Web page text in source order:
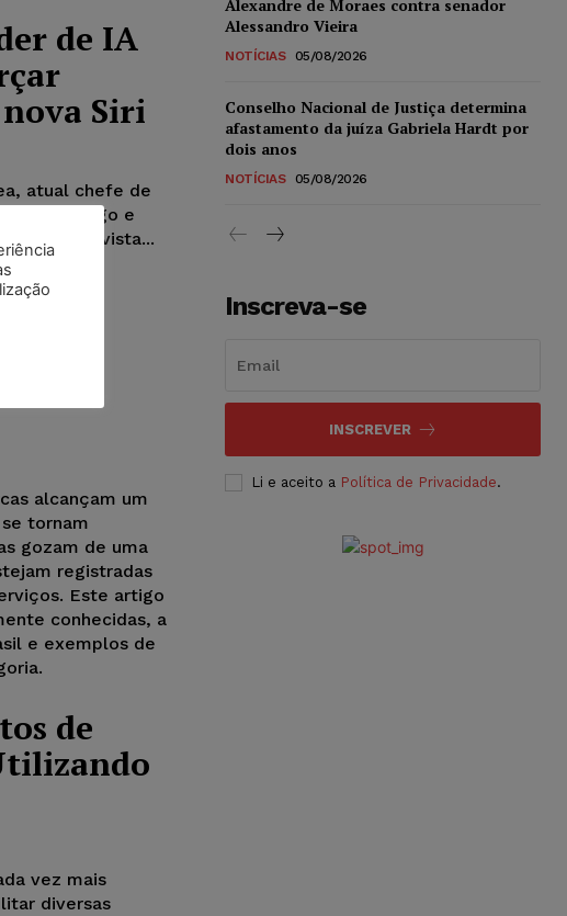
de IA
Siri
atual chefe de
o cargo e
prevista...
alcançam um
tornam
gozam de uma
registradas
Este artigo
conhecidas, a
e exemplos de
de
vez mais
diversas
Alexandre de Moraes contra senador
Alessandro Vieira
NOTÍCIAS 05/08/2026
Conselho Nacional de Justiça determina
afastamento da juíza Gabriela Hardt por
dois anos
NOTÍCIAS 05/08/2026
Inscreva-se
INSCREVER
Li e aceito a Política de Privacidade.